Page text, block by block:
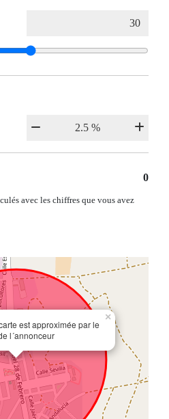
0
avec les chiffres que vous avez
est approximée par le
l´annonceur
×